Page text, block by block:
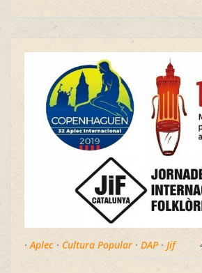
·Aplec · Cultura Popular · DAP· Jif